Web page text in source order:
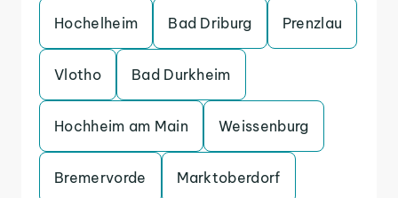
Hochelheim Bad Driburg Prenzlau
Vlotho Bad Durkheim
Hochheim am Main Weissenburg
Bremervorde Marktoberdorf